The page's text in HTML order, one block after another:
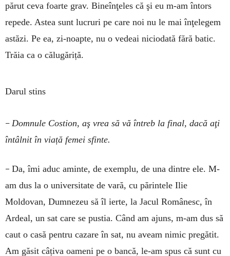
părut ceva foarte grav. Bineînţeles că şi eu m-am întors
repede. Astea sunt lucruri pe care noi nu le mai înţelegem
astăzi. Pe ea, zi-noapte, nu o vedeai niciodată fără batic.
Trăia ca o călugăriță.
Darul stins
– Domnule Costion, aş vrea să vă întreb la final, dacă aţi
întâlnit în viață femei sfinte.
– Da, îmi aduc aminte, de exemplu, de una dintre ele. M-
am dus la o universitate de vară, cu părintele Ilie
Moldovan, Dumnezeu să îl ierte, la Jacul Românesc, în
Ardeal, un sat care se pustia. Când am ajuns, m-am dus să
caut o casă pentru cazare în sat, nu aveam nimic pregătit.
Am găsit câțiva oameni pe o bancă, le-am spus că sunt cu